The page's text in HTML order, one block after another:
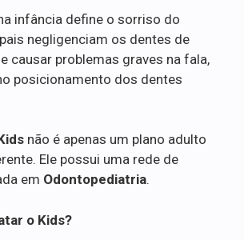
infância define o sorriso do
negligenciam os dentes de
causar problemas graves na fala,
posicionamento dos dentes
não é apenas um plano adulto
Ele possui uma rede de
em Odontopediatria.
o Kids?